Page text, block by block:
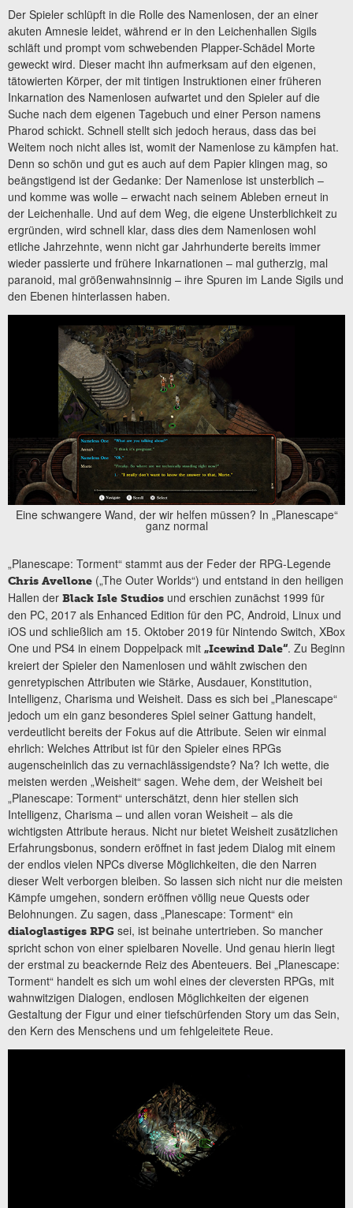
Der Spieler schlüpft in die Rolle des Namenlosen, der an einer
akuten Amnesie leidet, während er in den Leichenhallen Sigils
schläft und prompt vom schwebenden Plapper-Schädel Morte
geweckt wird. Dieser macht ihn aufmerksam auf den eigenen,
tätowierten Körper, der mit tintigen Instruktionen einer früheren
Inkarnation des Namenlosen aufwartet und den Spieler auf die
Suche nach dem eigenen Tagebuch und einer Person namens
Pharod schickt. Schnell stellt sich jedoch heraus, dass das bei
Weitem noch nicht alles ist, womit der Namenlose zu kämpfen hat.
Denn so schön und gut es auch auf dem Papier klingen mag, so
beängstigend ist der Gedanke: Der Namenlose ist unsterblich –
und komme was wolle – erwacht nach seinem Ableben erneut in
der Leichenhalle. Und auf dem Weg, die eigene Unsterblichkeit zu
ergründen, wird schnell klar, dass dies dem Namenlosen wohl
etliche Jahrzehnte, wenn nicht gar Jahrhunderte bereits immer
wieder passierte und frühere Inkarnationen – mal gutherzig, mal
paranoid, mal größenwahnsinnig – ihre Spuren im Lande Sigils und
den Ebenen hinterlassen haben.
Eine schwangere Wand, der wir helfen müssen? In „Planescape“
ganz normal
„Planescape: Torment“ stammt aus der Feder der RPG-Legende
Chris Avellone („The Outer Worlds“) und entstand in den heiligen
Hallen der Black Isle Studios und erschien zunächst 1999 für
den PC, 2017 als Enhanced Edition für den PC, Android, Linux und
iOS und schließlich am 15. Oktober 2019 für Nintendo Switch, XBox
One und PS4 in einem Doppelpack mit „Icewind Dale“. Zu Beginn
kreiert der Spieler den Namenlosen und wählt zwischen den
genretypischen Attributen wie Stärke, Ausdauer, Konstitution,
Intelligenz, Charisma und Weisheit. Dass es sich bei „Planescape“
jedoch um ein ganz besonderes Spiel seiner Gattung handelt,
verdeutlicht bereits der Fokus auf die Attribute. Seien wir einmal
ehrlich: Welches Attribut ist für den Spieler eines RPGs
augenscheinlich das zu vernachlässigendste? Na? Ich wette, die
meisten werden „Weisheit“ sagen. Wehe dem, der Weisheit bei
„Planescape: Torment“ unterschätzt, denn hier stellen sich
Intelligenz, Charisma – und allen voran Weisheit – als die
wichtigsten Attribute heraus. Nicht nur bietet Weisheit zusätzlichen
Erfahrungsbonus, sondern eröffnet in fast jedem Dialog mit einem
der endlos vielen NPCs diverse Möglichkeiten, die den Narren
dieser Welt verborgen bleiben. So lassen sich nicht nur die meisten
Kämpfe umgehen, sondern eröffnen völlig neue Quests oder
Belohnungen. Zu sagen, dass „Planescape: Torment“ ein
dialoglastiges RPG sei, ist beinahe untertrieben. So mancher
spricht schon von einer spielbaren Novelle. Und genau hierin liegt
der erstmal zu beackernde Reiz des Abenteuers. Bei „Planescape:
Torment“ handelt es sich um wohl eines der cleversten RPGs, mit
wahnwitzigen Dialogen, endlosen Möglichkeiten der eigenen
Gestaltung der Figur und einer tiefschürfenden Story um das Sein,
den Kern des Menschens und um fehlgeleitete Reue.